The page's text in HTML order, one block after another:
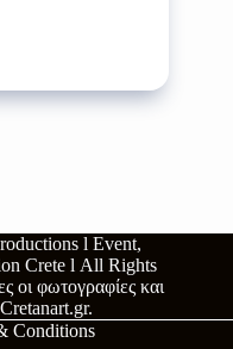
l Event,
Crete l All Rights
οι φωτογραφίες και
Cretanart.gr.
Conditions